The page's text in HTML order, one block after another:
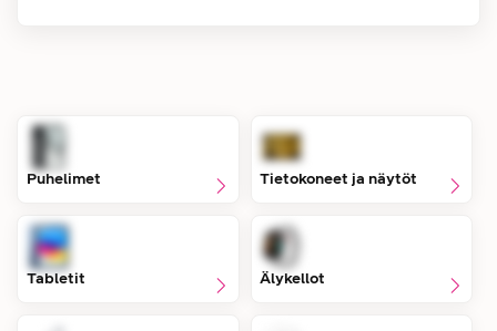
Puhelimet Tietokoneet ja näytöt
Tabletit Älykellot